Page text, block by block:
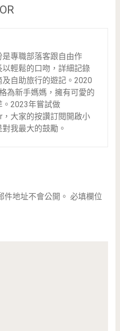
是專職部落客跟自由作
以輕鬆的口吻，詳細記錄
及自助旅行的遊記。2020
為新手媽媽，擁有可愛的
。2023年嘗試做
，大家的按讚訂閱開啟小
我最大的鼓勵。
件地址不會公開。 必填欄位